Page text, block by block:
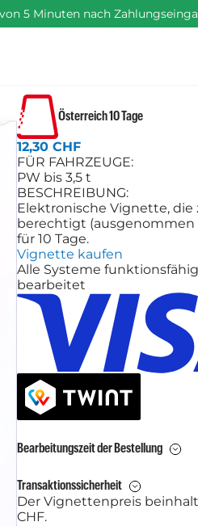
5 Minuten nach
Österreich 10 Tage
12,30 CHF
FÜR FAHRZEUGE:
PW bis 3,5 t
BESCHREIBUNG:
Elektronische Vignette,
berechtigt
für 10 Tage.
Vignette kaufen
Alle Systeme
bearbeitet
Bearbeitungszeit der Bestellung
Transaktionssicherheit
Der Vignettenpreis
CHF.